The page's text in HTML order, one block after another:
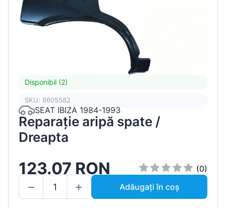
Disponibil (2)
SKU: 6605582
SEAT IBIZA 1984-1993
Reparație aripă spate /
Dreapta
123.07 RON
(0)
Adăugați în coș